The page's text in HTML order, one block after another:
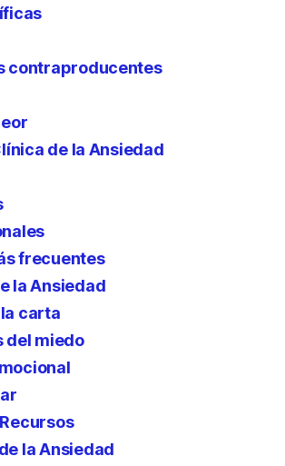
contraproducentes
de la Ansiedad
frecuentes
la Ansiedad
carta
del miedo
la Ansiedad